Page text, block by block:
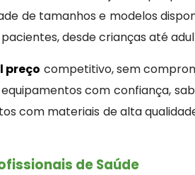
de tamanhos e modelos
desde crianças até
preço competitivo, sem
com confiança,
com materiais de alta
de Saúde